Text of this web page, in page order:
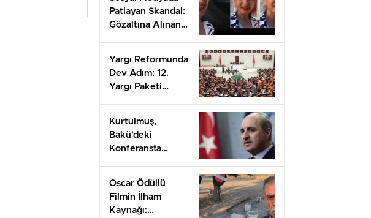
Patlayan Skandal:
Gözaltına Alınan
Yargı Reformunda
Dev Adım: 12.
Yargı Paketi
Kurtulmuş,
Bakü’deki
Konferansta
Uluslararası
Dayanışma Çağrısı
Yapacak!
Oscar Ödüllü
Filmin İlham
Kaynağı: